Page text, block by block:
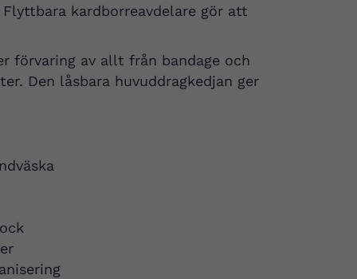
kardborreavdelare gör att
förvaring av allt från bandage och
Den låsbara huvuddragkedjan ger